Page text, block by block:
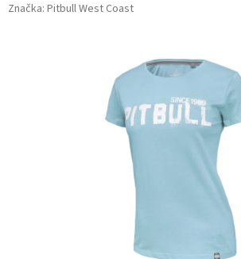
Značka: Pitbull West Coast